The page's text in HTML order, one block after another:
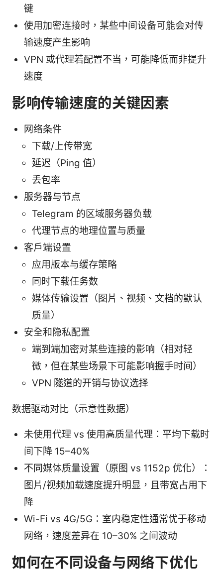
键
使用加密连接时，某些中间设备可能会对传
输速度产生影响
VPN 或代理若配置不当，可能降低而非提升
速度
影响传输速度的关键因素
网络条件
下载/上传带宽
延迟（Ping 值）
丢包率
服务器与节点
Telegram 的区域服务器负载
代理节点的地理位置与质量
客户端设置
应用版本与缓存策略
同时下载任务数
媒体传输设置（图片、视频、文档的默认
质量）
安全和隐私配置
端到端加密对某些连接的影响（相对轻
微，但在某些场景下可能影响握手时间）
VPN 隧道的开销与协议选择
数据驱动对比（示意性数据）
未使用代理 vs 使用高质量代理：平均下载时
间下降 15–40%
不同媒体质量设置（原图 vs 1152p 优化）：
图片/视频加载速度提升明显，且带宽占用下
降
Wi-Fi vs 4G/5G：室内稳定性通常优于移动
网络，速度差异在 10–30% 之间波动
如何在不同设备与网络下优化